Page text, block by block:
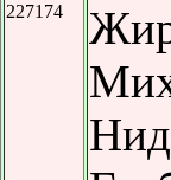
227174